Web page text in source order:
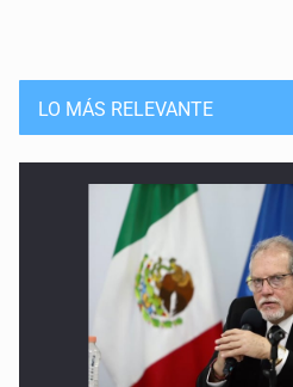
LO MÁS RELEVANTE